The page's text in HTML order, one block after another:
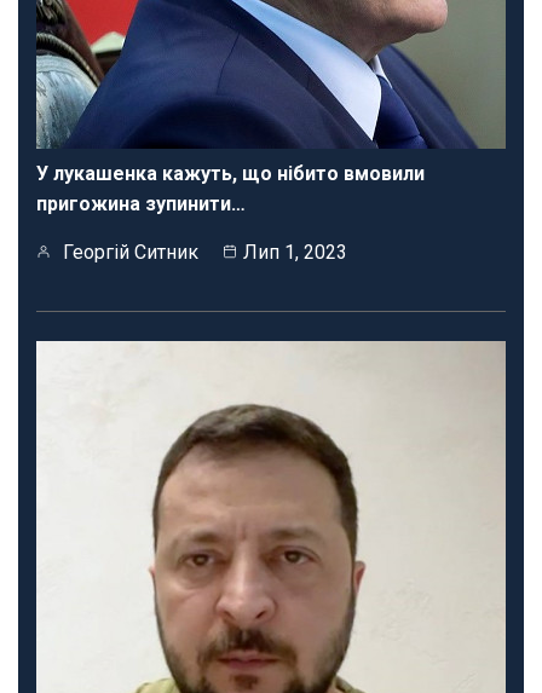
У лукашенка кажуть, що нібито вмовили
пригожина зупинити…
Георгій Ситник Лип 1, 2023